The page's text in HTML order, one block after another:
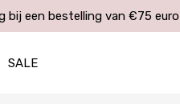
bij een bestelling van €75 euro
SALE